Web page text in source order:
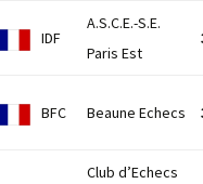
IDF
A.S.C.E.-S.E.
Paris Est
BFC Beaune Echecs
Club d’Echecs